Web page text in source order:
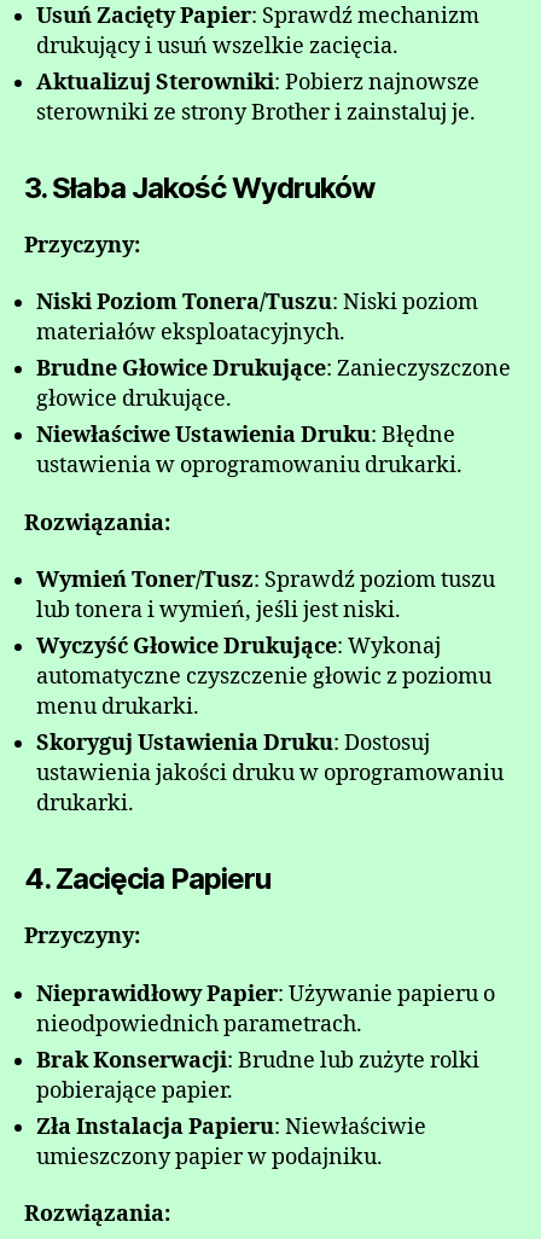
Usuń Zacięty Papier: Sprawdź mechanizm
drukujący i usuń wszelkie zacięcia.
Aktualizuj Sterowniki: Pobierz najnowsze
sterowniki ze strony Brother i zainstaluj je.
3. Słaba Jakość Wydruków
Przyczyny:
Niski Poziom Tonera/Tuszu: Niski poziom
materiałów eksploatacyjnych.
Brudne Głowice Drukujące: Zanieczyszczone
głowice drukujące.
Niewłaściwe Ustawienia Druku: Błędne
ustawienia w oprogramowaniu drukarki.
Rozwiązania:
Wymień Toner/Tusz: Sprawdź poziom tuszu
lub tonera i wymień, jeśli jest niski.
Wyczyść Głowice Drukujące: Wykonaj
automatyczne czyszczenie głowic z poziomu
menu drukarki.
Skoryguj Ustawienia Druku: Dostosuj
ustawienia jakości druku w oprogramowaniu
drukarki.
4. Zacięcia Papieru
Przyczyny:
Nieprawidłowy Papier: Używanie papieru o
nieodpowiednich parametrach.
Brak Konserwacji: Brudne lub zużyte rolki
pobierające papier.
Zła Instalacja Papieru: Niewłaściwie
umieszczony papier w podajniku.
Rozwiązania: